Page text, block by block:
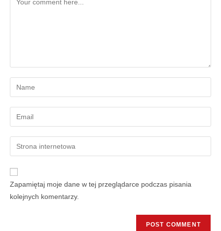
Zapamiętaj moje dane w tej przeglądarce podczas pisania
kolejnych komentarzy.